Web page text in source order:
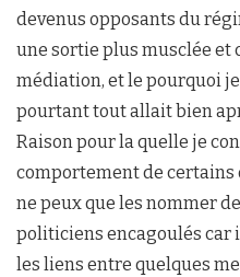
devenus opposants du
une sortie plus musclée et
médiation, et le pourquoi
pourtant tout allait bien
Raison pour la quelle je
comportement de certains
ne peux que les nommer
politiciens encagoulés
les liens entre quelques